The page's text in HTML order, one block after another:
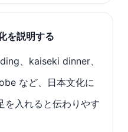
を説明する
、kaiseki dinner、
など、日本文化に
を入れると伝わりやす